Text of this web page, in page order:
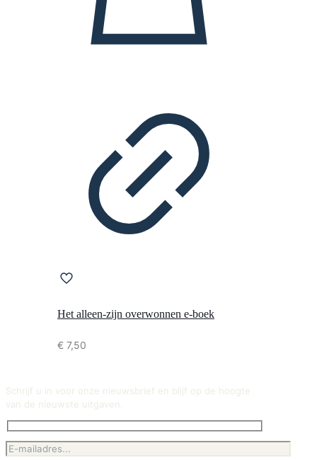
Het alleen-zijn overwonnen e-boek
€ 7,50
Schrijf u in voor onze nieuwsbrief en blijf op de hoogte
van de nieuwste uitgaven.